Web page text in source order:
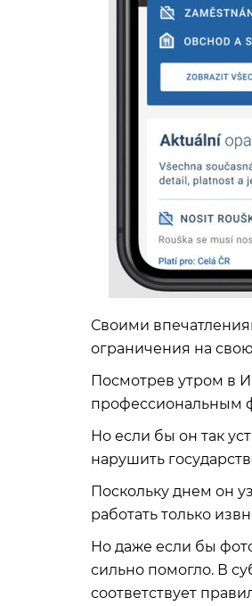
Своими
ограничения на
Посмотрев утром в
профессиональным
Но если бы он так
нарушить
Поскольку днем ​​он
работать только
Но даже если бы
сильно помогло. В
соответствует